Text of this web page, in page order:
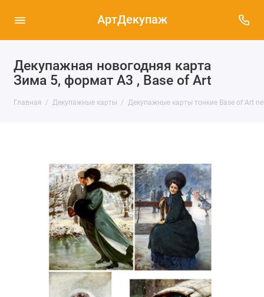
АртДекупаж
Декупажная новогодняя карта
Зима 5, формат А3 , Base of Art
Главная Декупажные карты Декупажные карты тонкие Base of Art